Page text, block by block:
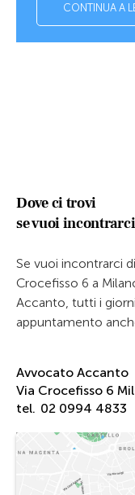
CONTINUA A
Dove ci trovi
se vuoi
Se vuoi incontrarci
Crocefisso 6 a
Accanto, tutti i
appuntamento
Avvocato Accanto
Via Crocefisso 6
tel. 02 0994 4833